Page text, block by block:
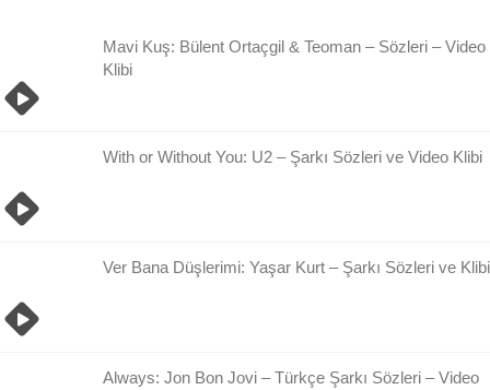
Mavi Kuş: Bülent Ortaçgil & Teoman – Sözleri – Video
Klibi
With or Without You: U2 – Şarkı Sözleri ve Video Klibi
Ver Bana Düşlerimi: Yaşar Kurt – Şarkı Sözleri ve Klibi
Always: Jon Bon Jovi – Türkçe Şarkı Sözleri – Video